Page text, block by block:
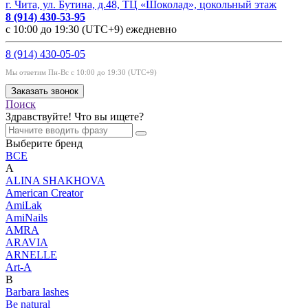
г. Чита, ул. Бутина, д.48, ТЦ «Шоколад», цокольный этаж
8 (914) 430-53-95
с 10:00 до 19:30 (UTC+9) ежедневно
8 (914) 430-05-05
Мы ответим Пн-Вс с 10:00 до 19:30 (UTC+9)
Заказать звонок
Поиск
Здравствуйте! Что вы ищете?
Выберите бренд
ВСЕ
A
ALINA SHAKHOVA
American Creator
AmiLak
AmiNails
AMRA
ARAVIA
ARNELLE
Art-A
B
Barbara lashes
Be natural